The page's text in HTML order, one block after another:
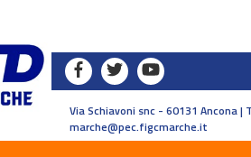
Via Schiavoni snc - 60131 Ancona
marche@pec.figcmarche.it